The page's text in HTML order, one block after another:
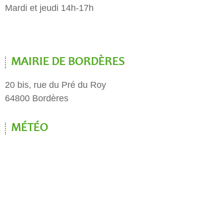
Mardi et jeudi 14h-17h
MAIRIE DE BORDÈRES
20 bis, rue du Pré du Roy
64800 Bordères
MÉTÉO